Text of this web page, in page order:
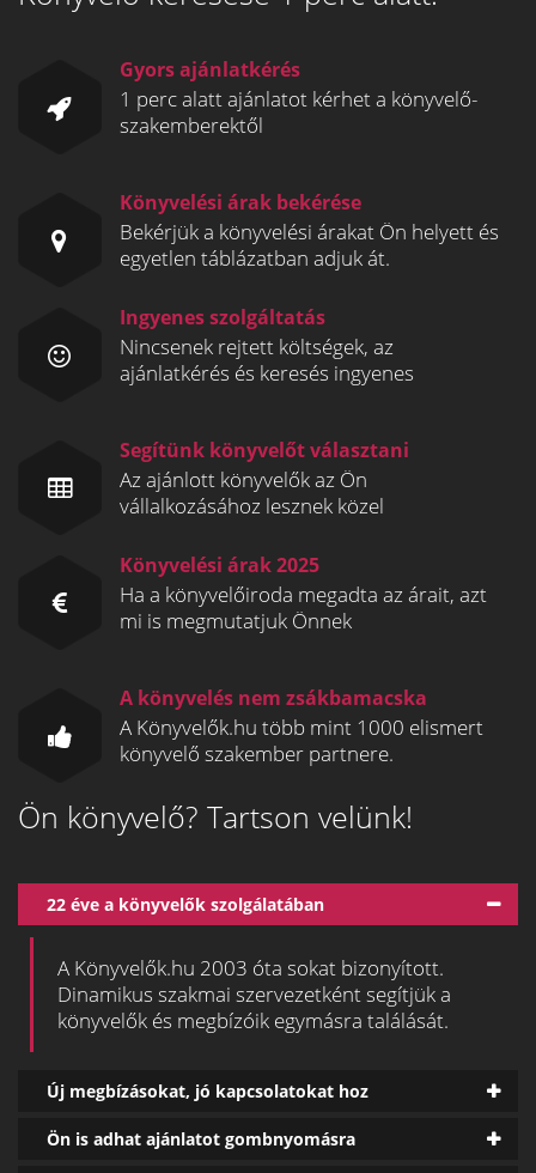
Gyors ajánlatkérés
1 perc alatt ajánlatot kérhet a könyvelő-
szakemberektől
Könyvelési árak bekérése
Bekérjük a könyvelési árakat Ön helyett és
egyetlen táblázatban adjuk át.
Ingyenes szolgáltatás
Nincsenek rejtett költségek, az
ajánlatkérés és keresés ingyenes
Segítünk könyvelőt választani
Az ajánlott könyvelők az Ön
vállalkozásához lesznek közel
Könyvelési árak 2025
Ha a könyvelőiroda megadta az árait, azt
mi is megmutatjuk Önnek
A könyvelés nem zsákbamacska
A Könyvelők.hu több mint 1000 elismert
könyvelő szakember partnere.
Ön könyvelő? Tartson velünk!
22 éve a könyvelők szolgálatában
A Könyvelők.hu 2003 óta sokat bizonyított.
Dinamikus szakmai szervezetként segítjük a
könyvelők és megbízóik egymásra találását.
Új megbízásokat, jó kapcsolatokat hoz
Ön is adhat ajánlatot gombnyomásra